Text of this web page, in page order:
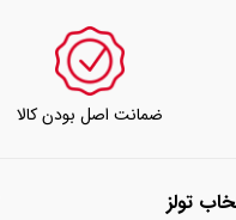
ضمانت اصل بودن کالا
تولز